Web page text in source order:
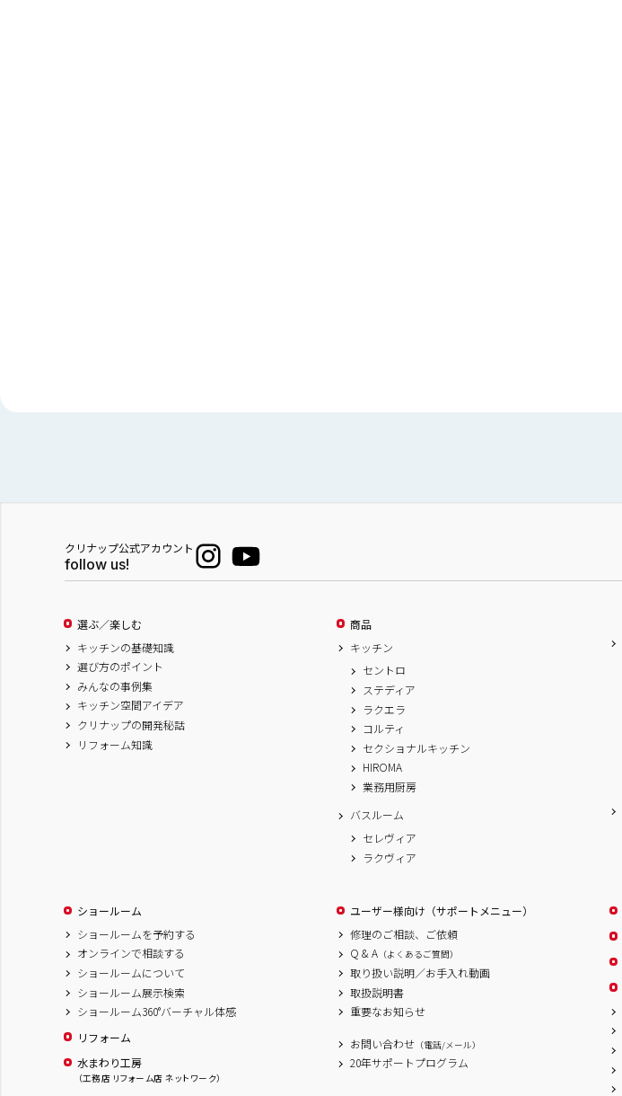
クリナップ公式アカウント
follow us!
選ぶ／楽しむ
キッチンの基礎知識
選び方のポイント
みんなの事例集
キッチン空間アイデア
クリナップの開発秘話
リフォーム知識
商品
キッチン
セントロ
ステディア
ラクエラ
コルティ
セクショナルキッチン
HIROMA
業務用厨房
バスルーム
セレヴィア
ラクヴィア
ショールーム
ショールームを予約する
オンラインで相談する
ショールームについて
ショールーム展示検索
ショールーム360°バーチャル体感
リフォーム
水まわり工房
（工務店 リフォーム店 ネットワーク）
ユーザー様向け（サポートメニュー）
修理のご相談、ご依頼
Q & A （よくあるご質問）
取り扱い説明／お手入れ動画
取扱説明書
重要なお知らせ
お問い合わせ （電話/メール）
20年サポートプログラム